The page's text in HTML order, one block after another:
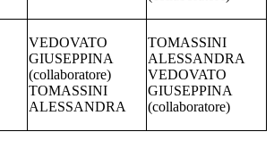
VEDOVATO
GIUSEPPINA
(collaboratore)
TOMASSINI
ALESSANDRA
TOMASSINI
ALESSANDRA
VEDOVATO
GIUSEPPINA
(collaboratore)